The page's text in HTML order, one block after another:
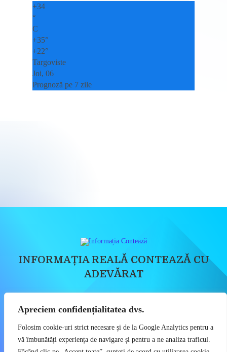
Apreciem confidențialitatea dvs.
Folosim cookie-uri strict necesare și de la Google Analytics pentru a
vă îmbunătăți experiența de navigare și pentru a ne analiza traficul.
+34
°
C
+35°
+22°
Targoviste
Joi, 06
Prognoză pe 7 zile
INFORMAȚIA REALĂ CONTEAZĂ CU
ADEVĂRAT
Copyright 2023 - Informatia Conteaza - Toate drepturile sunt rezervate
Politica de Confidențialitate
Utilizatorii pot descărca și tipări conținut de pe acest site doar pentru